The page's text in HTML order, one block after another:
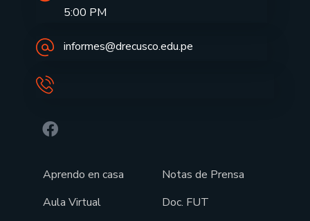
5:00 PM
informes@drecusco.edu.pe
Aprendo en casa
Aula Virtual
Notas de Prensa
Doc. FUT